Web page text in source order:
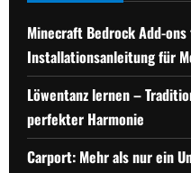
Minecraft Bedrock Add-
Installationsanleitung für
Löwentanz lernen –
perfekter Harmonie
Carport: Mehr als nur ein